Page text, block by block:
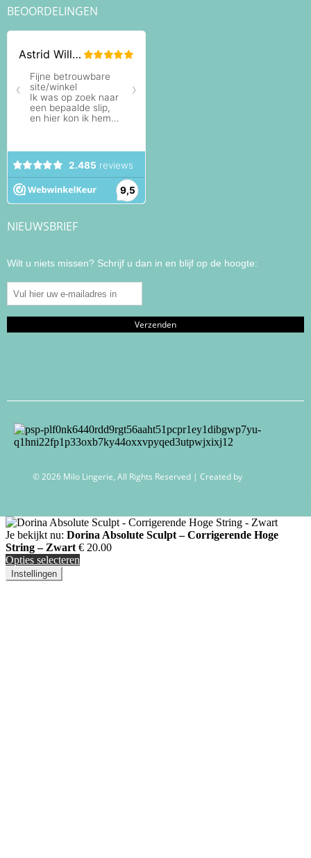
BEOORDELINGEN
NIEUWSBRIEF
Wilt u niets missen? Schrijf u dan in en blijf op de hoogte:
© 2026 Milo Lingerie, All Rights Reserved | Created by
Je bekijkt nu: Dorina Absolute Sculpt – Corrigerende Hoge
String – Zwart € 20.00
Opties selecteren
Instellingen